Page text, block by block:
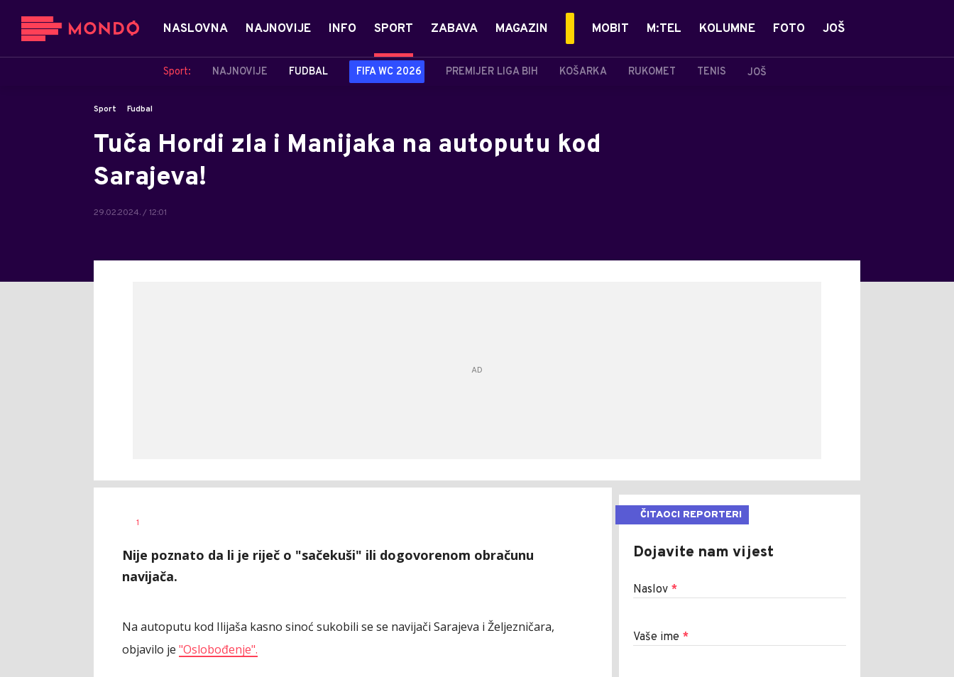
NASLOVNA NAJNOVIJE INFO SPORT
Sport: NAJNOVIJE FUDBAL FIFA WC 2026 PREMIJER LIGA BIH KOŠARKA RUKOMET TENIS JOŠ
ZABAVA MAGAZIN MOBIT M:TEL KOLUMNE FOTO JOŠ
Sport Fudbal
Tuča Hordi zla i Manijaka na autoputu kod
Sarajeva!
29.02.2024. / 12:01
AUTOR
1
Nije poznato da li je riječ o "sačekuši" ili dogovorenom obračunu
navijača.
Na autoputu kod Ilijaša kasno sinoć sukobili se se navijači Sarajeva i Željezničara,
objavilo je "Oslobođenje".
ČITAOCI REPORTERI
Dojavite nam vijest
Naslov *
Vaše ime *